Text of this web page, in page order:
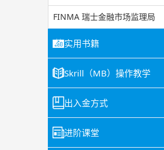
FINMA 瑞士金融市场监理局
实用书籍
Skrill（MB）操作教学
出入金方式
进阶课堂